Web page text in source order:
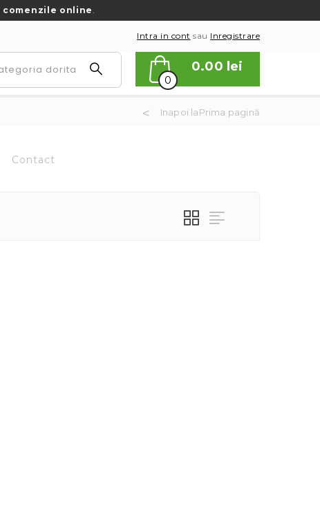
comenzile online.
Intra in cont sau Inregistrare
0
0.00 lei
Inapoi laPrima pagină
Contact